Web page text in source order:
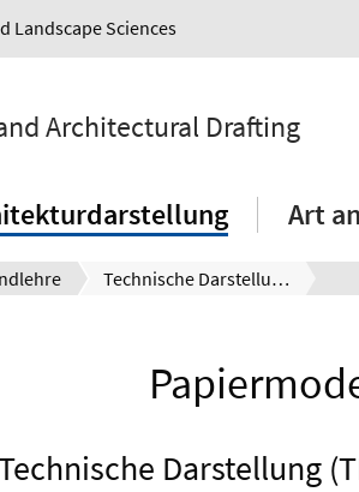
Landscape Sciences
Architectural Drafting
Art
Technische Darstellung
Darstellung